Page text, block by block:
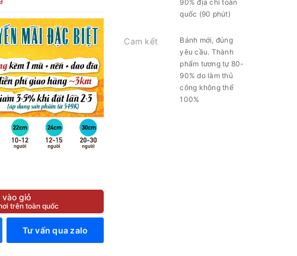
vào giỏ
trên toàn quốc
Tư vấn qua zalo
90% địa chỉ toàn
quốc (90 phút)
Cam kết
Bánh mới, đúng
yêu cầu. Thành
phẩm tương tự 80-
90% do làm thủ
công không thể
100%